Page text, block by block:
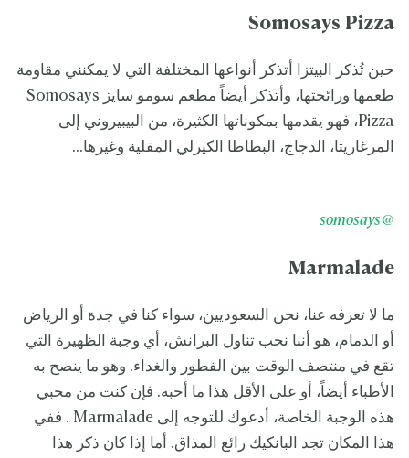
Somosays Pizza
حين تُذكر البيتزا أتذكر أنواعها المختلفة التي لا يمكنني مقاومة
طعمها ورائحتها، وأتذكر أيضاً مطعم سومو سايز Somosays
Pizza، فهو يقدمها بمكوناتها الكثيرة، من البيبيروني إلى
المرغاريتا، الدجاج، البطاطا الكيرلي المقلية وغيرها...
@somosays
Marmalade
ما لا تعرفه عنا، نحن السعوديين، سواء كنا في جدة أو الرياض
أو الدمام، هو أننا نحب تناول البرانش، أي وجبة الظهيرة التي
تقع في منتصف الوقت بين الفطور والغداء. وهو ما ينصح به
الأطباء أيضاً، أو على الأقل هذا ما أحبه. فإن كنت من محبي
هذه الوجبة الخاصة، أدعوك للتوجه إلى Marmalade . ففي
هذا المكان تجد البانكيك رائع المذاق. أما إذا كان ذكر هذا